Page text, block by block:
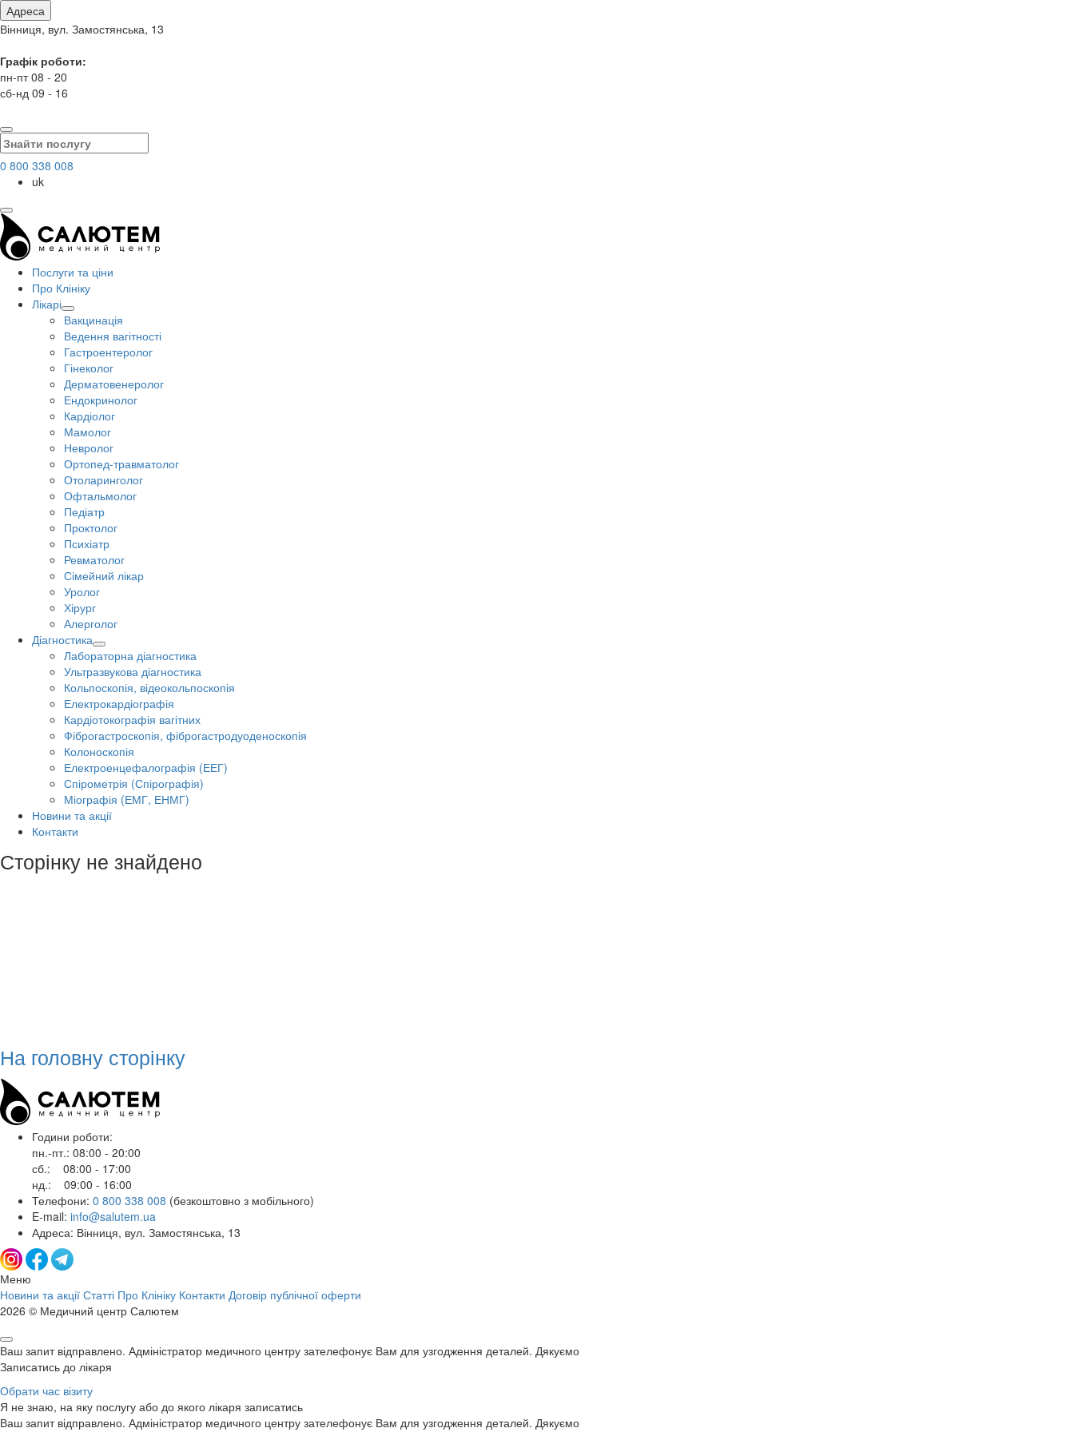
Адреса
Вінниця, вул. Замостянська, 13
Графік роботи:
пн-пт 08 - 20
сб-нд 09 - 16
0 800 338 008
uk
Послуги та ціни
Про Клініку
Лікарі
Вакцинація
Ведення вагітності
Гастроентеролог
Гінеколог
Дерматовенеролог
Ендокринолог
Кардіолог
Мамолог
Невролог
Ортопед-травматолог
Отоларинголог
Офтальмолог
Педіатр
Проктолог
Психіатр
Ревматолог
Сімейний лікар
Уролог
Хірург
Алерголог
Діагностика
Лабораторна діагностика
Ультразвукова діагностика
Кольпоскопія, відеокольпоскопія
Електрокардіографія
Кардіотокографія вагітних
Фіброгастроскопія, фіброгастродуоденоскопія
Колоноскопія
Електроенцефалографія (ЕЕГ)
Спірометрія (Спірографія)
Міографія (ЕМГ, ЕНМГ)
Новини та акції
Контакти
Сторінку не знайдено
На головну сторінку
Години роботи:
пн.-пт.: 08:00 - 20:00
сб.: 08:00 - 17:00
нд.: 09:00 - 16:00
Телефони: 0 800 338 008 (безкоштовно з мобільного)
E-mail: info@salutem.ua
Адреса: Вінниця, вул. Замостянська, 13
Меню
Новини та акції Статті Про Клініку Контакти Договір публічної оферти
2026 © Медичний центр Салютем
Ваш запит відправлено. Адміністратор медичного центру зателефонує Вам для узгодження деталей. Дякуємо
Записатись до лікаря
Обрати час візиту
Я не знаю, на яку послугу або до якого лікаря записатись
Ваш запит відправлено. Адміністратор медичного центру зателефонує Вам для узгодження деталей. Дякуємо